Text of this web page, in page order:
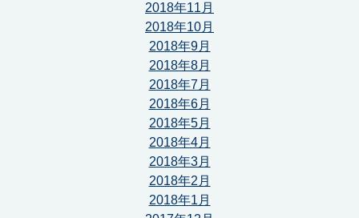
2018年11月
2018年10月
2018年9月
2018年8月
2018年7月
2018年6月
2018年5月
2018年4月
2018年3月
2018年2月
2018年1月